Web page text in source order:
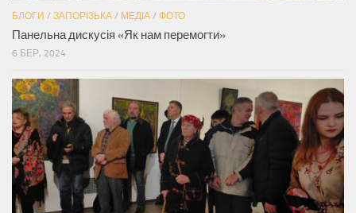
БЛОГИ / ЗАПОРІЗЬКА / МЕДІА / ФОТО
Панельна дискусія «Як нам перемогти»
6 БЕР, 2024